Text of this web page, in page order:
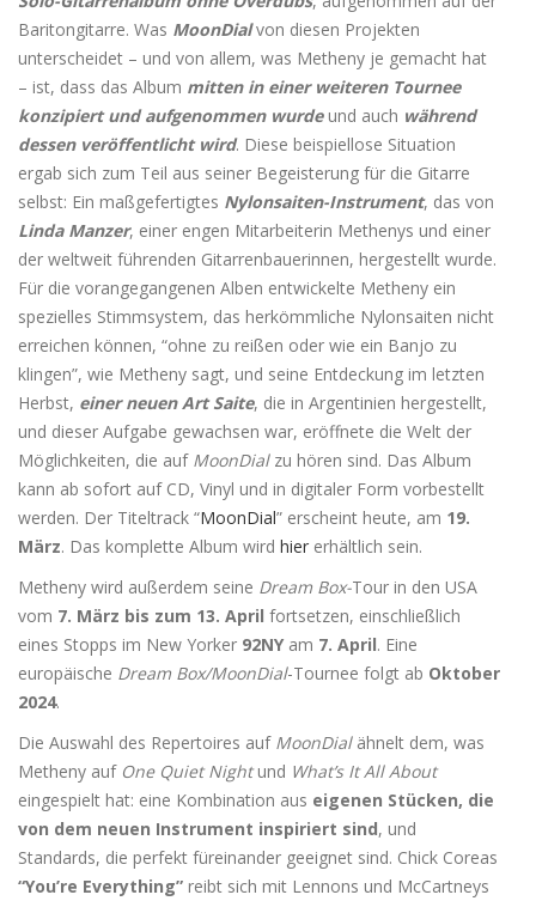
Baritongitarre. Was MoonDialvon diesen Projekten
unterscheidet – und von allem, was Metheny je gemacht hat
– ist, dass das Album mitten in einer weiteren Tournee
konzipiert und aufgenommen wurdeund auch während
dessen veröffentlicht wird. Diese beispiellose Situation
ergab sich zum Teil aus seiner Begeisterung für die Gitarre
selbst: Ein maßgefertigtes Nylonsaiten-Instrument, das von
Linda Manzer, einer engen Mitarbeiterin Methenys und einer
der weltweit führenden Gitarrenbauerinnen, hergestellt wurde.
Für die vorangegangenen Alben entwickelte Metheny ein
spezielles Stimmsystem, das herkömmliche Nylonsaiten nicht
erreichen können, “ohne zu reißen oder wie ein Banjo zu
klingen”, wie Metheny sagt, und seine Entdeckung im letzten
Herbst, einer neuen Art Saite, die in Argentinien hergestellt,
und dieser Aufgabe gewachsen war, eröffnete die Welt der
Möglichkeiten, die auf MoonDialzu hören sind. Das Album
kann ab sofort auf CD, Vinyl und in digitaler Form vorbestellt
werden. Der Titeltrack “MoonDial” erscheint heute, am 19.
März. Das komplette Album wird hier erhältlich sein.
Metheny wird außerdem seine Dream Box-Tour in den USA
vom 7. März bis zum 13. April fortsetzen, einschließlich
eines Stopps im New Yorker 92NYam 7. April. Eine
europäische Dream Box/MoonDial-Tournee folgt ab Oktober
2024.
Die Auswahl des Repertoires auf MoonDialähnelt dem, was
Metheny auf One Quiet Nightund What’s It All About
eingespielt hat: eine Kombination aus eigenen Stücken, die
von dem neuen Instrument inspiriert sind, und
Standards, die perfekt füreinander geeignet sind. Chick Coreas
“You’re Everything” reibt sich mit Lennons und McCartneys